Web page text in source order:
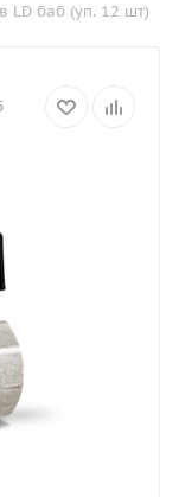
LD баб (уп. 12 шт)